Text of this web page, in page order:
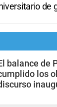
de
balance de
los